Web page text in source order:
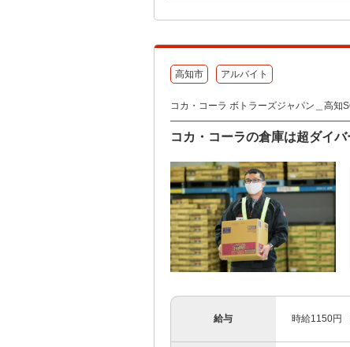
高知市 アルバイト
コカ・コーラ ボトラーズジャパン＿高知
コカ・コーラの倉庫は超ダイ
給与 時給1150円